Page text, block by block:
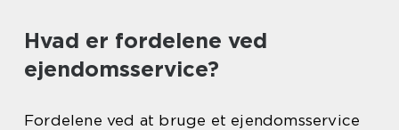
Hvad er fordelene ved
ejendomsservice?
Fordelene ved at bruge et ejendomsservice